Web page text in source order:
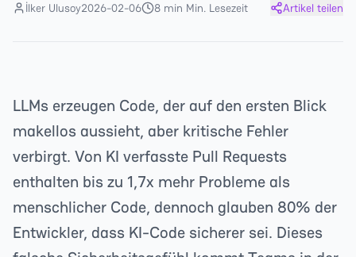
İlker Ulusoy2026-02-06 8 min Min. Lesezeit Artikel teilen
LLMs erzeugen Code, der auf den ersten Blick
makellos aussieht, aber kritische Fehler
verbirgt. Von KI verfasste Pull Requests
enthalten bis zu 1,7x mehr Probleme als
menschlicher Code, dennoch glauben 80% der
Entwickler, dass KI-Code sicherer sei. Dieses